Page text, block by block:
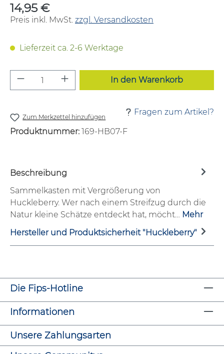
Regulärer Preis:
14,95 €
Preis inkl. MwSt. zzgl. Versandkosten
Lieferzeit ca. 2-6 Werktage
Produkt Anzahl: Gib den
In den Warenkorb
Zum Merkzettel hinzufügen
Fragen zum Artikel?
Produktnummer: 169-HB07-F
Beschreibung
Sammelkasten mit Vergrößerung von
Huckleberry. Wer nach einem Streifzug durch die
Natur kleine Schätze entdeckt hat, möcht… Mehr
Hersteller und Produktsicherheit "Huckleberry"
Die Fips-Hotline
Informationen
Unsere Zahlungsarten